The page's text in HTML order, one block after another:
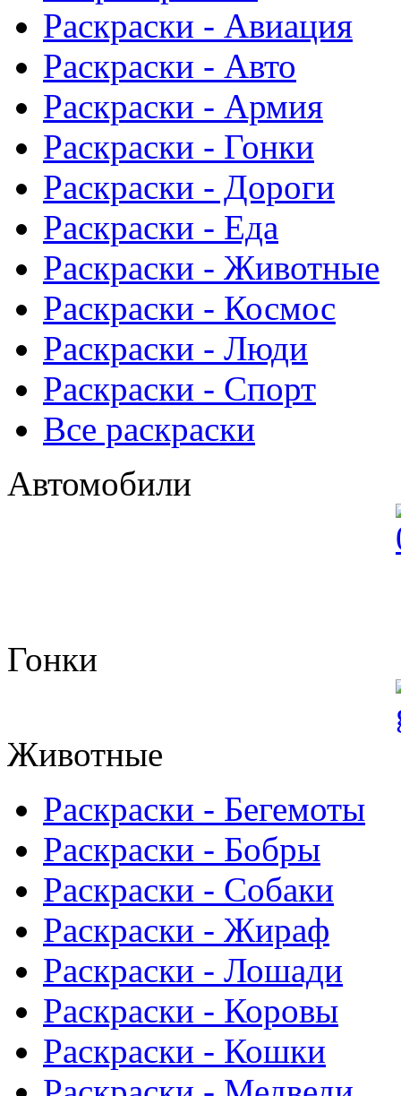
Раскраски - Авиация
Раскраски - Авто
Раскраски - Армия
Раскраски - Гонки
Раскраски - Дороги
Раскраски - Еда
Раскраски - Животныe
Раскраски - Космос
Раскраски - Люди
Раскраски - Спорт
Все раскраски
Автомобили
Гонки
Животные
Раскраски - Бегемоты
Раскраски - Бобры
Раскраски - Собаки
Раскраски - Жираф
Раскраски - Лошади
Раскраски - Коровы
Раскраски - Кошки